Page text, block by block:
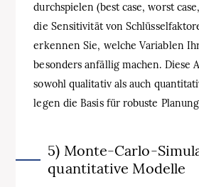
durchspielen (best case, worst
die Sensitivität von
erkennen Sie, welche Variablen
besonders anfällig machen. Diese
sowohl qualitativ als auch
legen die Basis für robuste
5) Monte-Carlo-
quantitative Modelle